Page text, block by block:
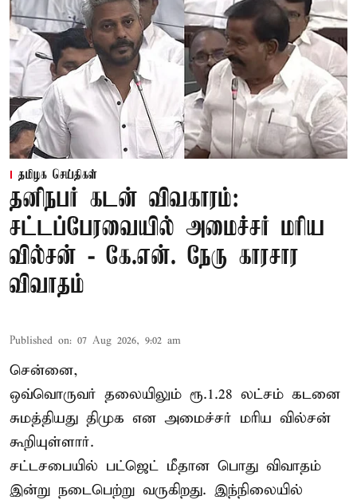
தமிழக செய்திகள்
தனிநபர் கடன் விவகாரம்:
சட்டப்பேரவையில் அமைச்சர் மரிய
வில்சன் - கே.என். நேரு காரசார
விவாதம்
Published on: 07 Aug 2026, 9:02 am
சென்னை,
ஒவ்வொருவர் தலையிலும் ரூ.1.28 லட்சம் கடனை
சுமத்தியது திமுக என அமைச்சர் மரிய வில்சன்
கூறியுள்ளார்.
சட்டசபையில் பட்ஜெட் மீதான பொது விவாதம்
இன்று நடைபெற்று வருகிறது. இந்நிலையில்